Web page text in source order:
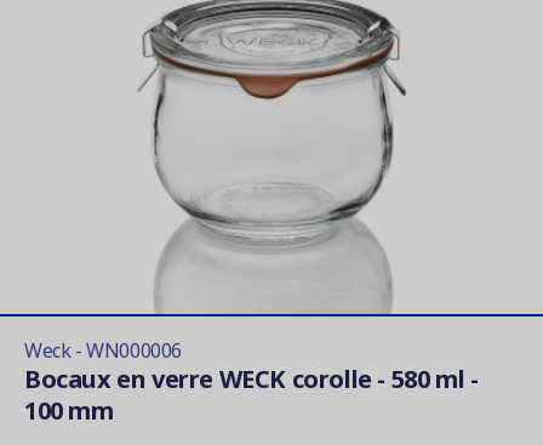
Weck - WN000006
Bocaux en verre WECK corolle - 580 ml -
100 mm